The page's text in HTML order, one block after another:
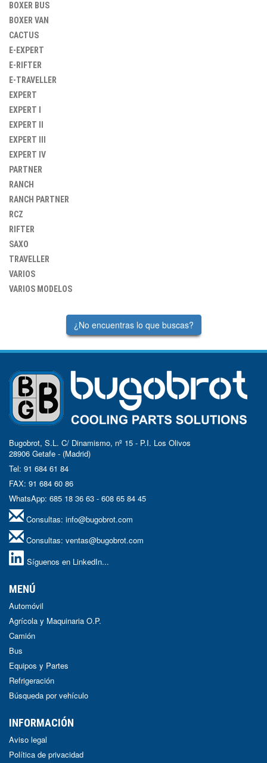
BOXER BUS
BOXER VAN
CACTUS
E-EXPERT
E-RIFTER
E-TRAVELLER
EXPERT
EXPERT I
EXPERT II
EXPERT III
EXPERT IV
PARTNER
RANCH
RANCH PARTNER
RCZ
RIFTER
SAXO
TRAVELLER
VARIOS
VARIOS MODELOS
¿No encuentras lo que buscas?
Bugobrot, S.L. C/ Dinamismo, nº 15 - P.I. Los Olivos
28906 Getafe - (Madrid)
Tel: 91 684 61 84
FAX: 91 684 60 86
WhatsApp: 685 18 36 63 - 608 65 84 45
Consultas: info@bugobrot.com
Consultas: ventas@bugobrot.com
Síguenos en LinkedIn...
MENÚ
Automóvil
Agrícola y Maquinaria O.P.
Camión
Bus
Equipos y Partes
Refrigeración
Búsqueda por vehículo
INFORMACIÓN
Aviso legal
Política de privacidad